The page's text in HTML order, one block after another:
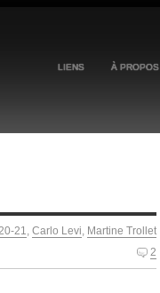
LIENS À PROPOS
21, Carlo Levi, Martine Trollet
2